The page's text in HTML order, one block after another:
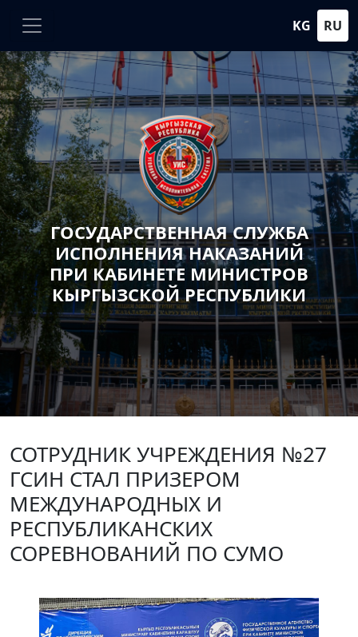
KG RU
ГОСУДАРСТВЕННАЯ СЛУЖБА
ИСПОЛНЕНИЯ НАКАЗАНИЙ
ПРИ КАБИНЕТЕ МИНИСТРОВ
КЫРГЫЗСКОЙ РЕСПУБЛИКИ
СОТРУДНИК УЧРЕЖДЕНИЯ №27
ГСИН СТАЛ ПРИЗЕРОМ
МЕЖДУНАРОДНЫХ И
РЕСПУБЛИКАНСКИХ
СОРЕВНОВАНИЙ ПО СУМО